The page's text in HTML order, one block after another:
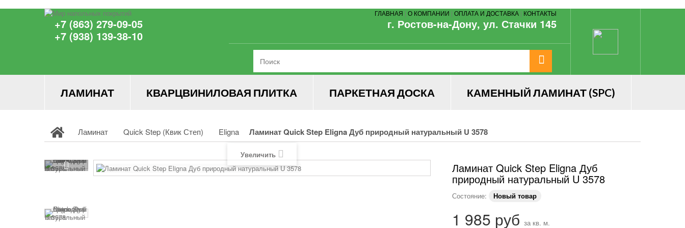
ГЛАВНАЯ | О КОМПАНИИ | ОПЛАТА И ДОСТАВКА | КОНТАКТЫ
+7 (863) 279-09-05
+7 (938) 139-38-10
г. Ростов-на-Дону, ул. Стачки 145
ЛАМИНАТ КВАРЦВИНИЛОВАЯ ПЛИТКА ПАРКЕТНАЯ ДОСКА КАМЕННЫЙ ЛАМИНАТ (SPC)
Ламинат Quick Step (Квик Степ) Eligna Ламинат Quick Step Eligna Дуб природный натуральный U 3578
Увеличить
Ламинат Quick Step Eligna Дуб
природный натуральный U 3578
Состояние: Новый товар
1 985 руб за кв. м.